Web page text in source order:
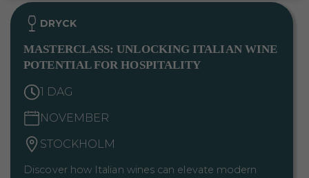
DRYCK
MASTERCLASS: UNLOCKING ITALIAN WINE
POTENTIAL FOR HOSPITALITY
1 DAG
NOVEMBER
STOCKHOLM
Discover how Italian wines can elevate modern